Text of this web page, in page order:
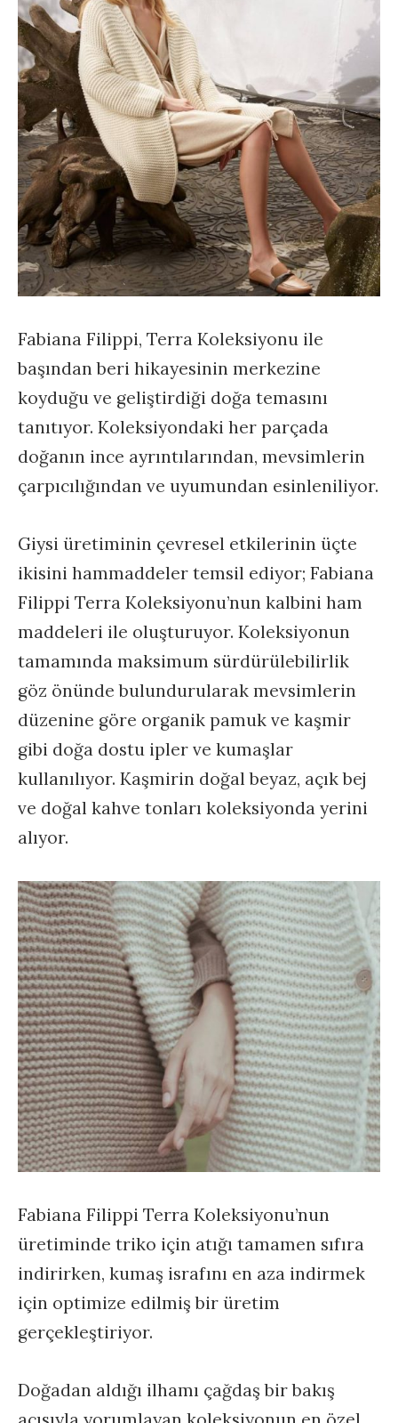
Fabiana Filippi, Terra Koleksiyonu ile
başından beri hikayesinin merkezine
koyduğu ve geliştirdiği doğa temasını
tanıtıyor. Koleksiyondaki her parçada
doğanın ince ayrıntılarından, mevsimlerin
çarpıcılığından ve uyumundan esinleniliyor.
Giysi üretiminin çevresel etkilerinin üçte
ikisini hammaddeler temsil ediyor; Fabiana
Filippi Terra Koleksiyonu’nun kalbini ham
maddeleri ile oluşturuyor. Koleksiyonun
tamamında maksimum sürdürülebilirlik
göz önünde bulundurularak mevsimlerin
düzenine göre organik pamuk ve kaşmir
gibi doğa dostu ipler ve kumaşlar
kullanılıyor. Kaşmirin doğal beyaz, açık bej
ve doğal kahve tonları koleksiyonda yerini
alıyor.
Fabiana Filippi Terra Koleksiyonu’nun
üretiminde triko için atığı tamamen sıfıra
indirirken, kumaş israfını en aza indirmek
için optimize edilmiş bir üretim
gerçekleştiriyor.
Doğadan aldığı ilhamı çağdaş bir bakış